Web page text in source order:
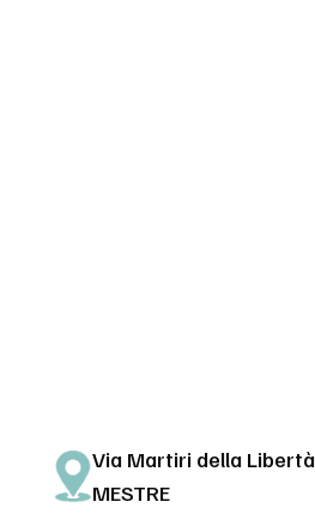
Via Martiri della
MESTRE